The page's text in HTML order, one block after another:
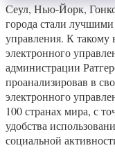
Сеул, Нью-Йорк,
города стали
управления. К
электронного
администрации
проанализировав в
электронного
100 странах мира, с
удобства
социальной